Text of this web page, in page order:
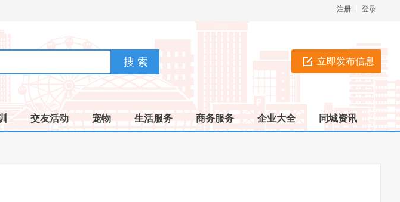
登录
注册
立即发布信息
交友活动 宠物 生活服务 商务服务 企业大全 同城资讯